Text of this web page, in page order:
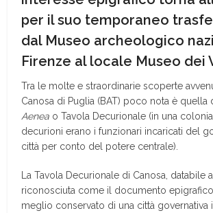
per il suo temporaneo
dal Museo archeologico
Firenze al locale Museo dei
Tra le molte e straordinarie scoperte
Canosa di Puglia (BAT) poco nota è quella
Aenea o Tavola Decurionale (in una
decurioni erano i funzionari incaricati del
città per conto del potere centrale).
La Tavola Decurionale di Canosa, databile
riconosciuta come il documento
meglio conservato di una città governativa